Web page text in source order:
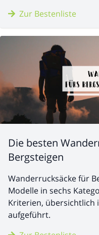
Zur Bestenliste
Die besten
Bergsteigen
Wanderrucksäcke für
Modelle in sechs
Kriterien, übersichtlich
aufgeführt.